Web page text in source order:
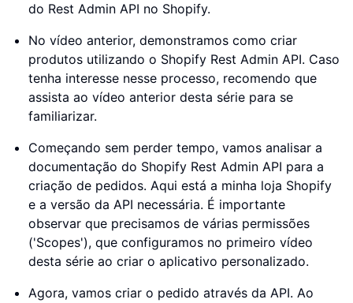
do Rest Admin API no Shopify.
No vídeo anterior, demonstramos como criar
produtos utilizando o Shopify Rest Admin API. Caso
tenha interesse nesse processo, recomendo que
assista ao vídeo anterior desta série para se
familiarizar.
Começando sem perder tempo, vamos analisar a
documentação do Shopify Rest Admin API para a
criação de pedidos. Aqui está a minha loja Shopify
e a versão da API necessária. É importante
observar que precisamos de várias permissões
('Scopes'), que configuramos no primeiro vídeo
desta série ao criar o aplicativo personalizado.
Agora, vamos criar o pedido através da API. Ao